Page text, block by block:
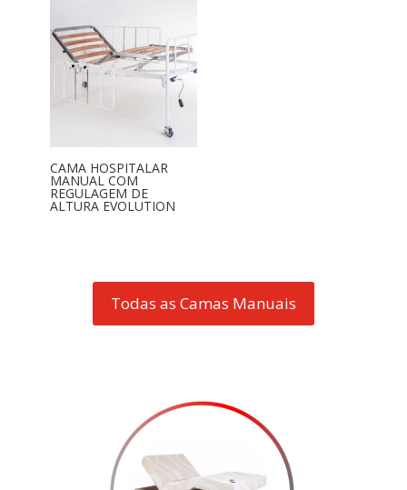
CAMA HOSPITALAR
MANUAL COM
REGULAGEM DE
ALTURA EVOLUTION
Todas as Camas Manuais